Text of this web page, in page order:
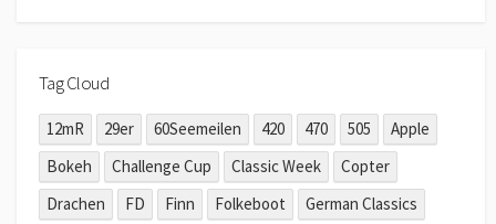
Tag Cloud
12mR 29er 60Seemeilen 420 470 505
Apple
Bokeh
Challenge Cup Classic Week
Copter
Drachen
FD Finn Folkeboot
German Classics